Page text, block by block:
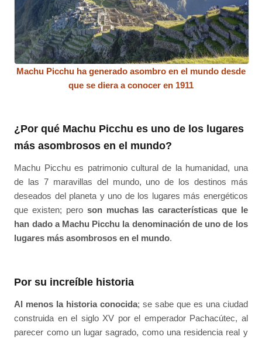
Machu Picchu ha generado asombro en el mundo desde
que se diera a conocer en 1911
¿Por qué Machu Picchu es uno de los lugares
más asombrosos en el mundo?
Machu Picchu es patrimonio cultural de la humanidad, una
de las 7 maravillas del mundo, uno de los destinos más
deseados del planeta y uno de los lugares más energéticos
que existen; pero son muchas las características que le
han dado a Machu Picchu la denominación de uno de los
lugares más asombrosos en el mundo.
Por su increíble historia
Al menos la historia conocida; se sabe que es una ciudad
construida en el siglo XV por el emperador Pachacútec, al
parecer como un lugar sagrado, como una residencia real y